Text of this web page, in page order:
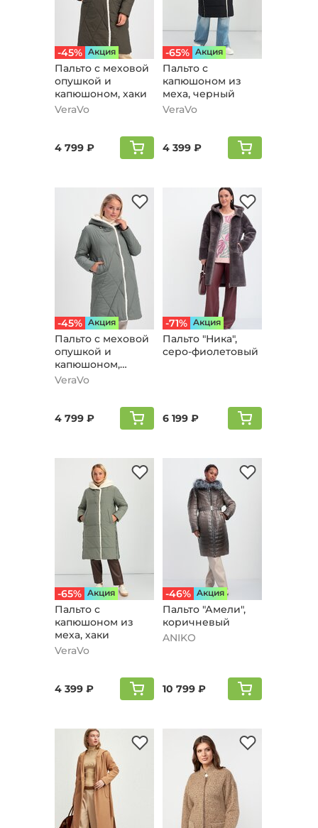
-45% Aкция
Пальто с меховой
опушкой и
капюшоном, хаки
VeraVo
4 799 ₽
-65% Aкция
Пальто с
капюшоном из
меха, черный
VeraVo
4 399 ₽
-45% Aкция
Пальто с меховой
опушкой и
капюшоном,
серый
VeraVo
4 799 ₽
-71% Aкция
Пальто "Ника",
серо-фиолетовый
6 199 ₽
-65% Aкция
Пальто с
капюшоном из
меха, хаки
VeraVo
4 399 ₽
-46% Aкция
Пальто "Амели",
коричневый
ANIKO
10 799 ₽